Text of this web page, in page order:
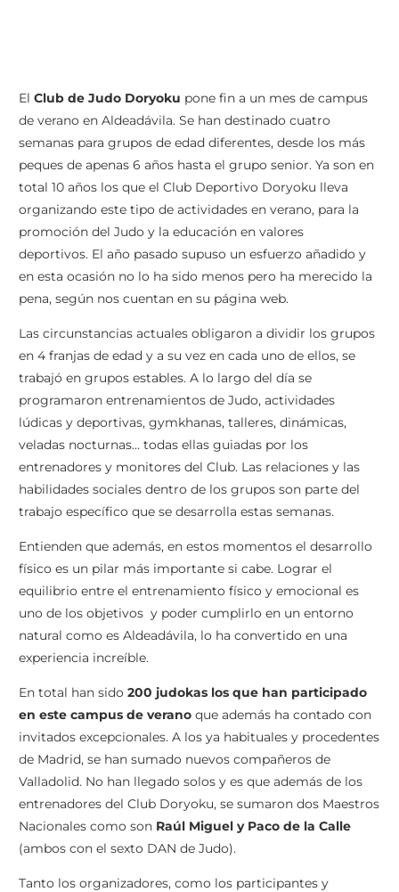
El Club de Judo Doryoku pone fin a un mes de campus
de verano en Aldeadávila. Se han destinado cuatro
semanas para grupos de edad diferentes, desde los más
peques de apenas 6 años hasta el grupo senior. Ya son en
total 10 años los que el Club Deportivo Doryoku lleva
organizando este tipo de actividades en verano, para la
promoción del Judo y la educación en valores
deportivos. El año pasado supuso un esfuerzo añadido y
en esta ocasión no lo ha sido menos pero ha merecido la
pena, según nos cuentan en su página web.
Las circunstancias actuales obligaron a dividir los grupos
en 4 franjas de edad y a su vez en cada uno de ellos, se
trabajó en grupos estables. A lo largo del día se
programaron entrenamientos de Judo, actividades
lúdicas y deportivas, gymkhanas, talleres, dinámicas,
veladas nocturnas… todas ellas guiadas por los
entrenadores y monitores del Club. Las relaciones y las
habilidades sociales dentro de los grupos son parte del
trabajo específico que se desarrolla estas semanas.
Entienden que además, en estos momentos el desarrollo
físico es un pilar más importante si cabe. Lograr el
equilibrio entre el entrenamiento físico y emocional es
uno de los objetivos y poder cumplirlo en un entorno
natural como es Aldeadávila, lo ha convertido en una
experiencia increíble.
En total han sido 200 judokas los que han participado
en este campus de verano que además ha contado con
invitados excepcionales. A los ya habituales y procedentes
de Madrid, se han sumado nuevos compañeros de
Valladolid. No han llegado solos y es que además de los
entrenadores del Club Doryoku, se sumaron dos Maestros
Nacionales como son Raúl Miguel y Paco de la Calle
(ambos con el sexto DAN de Judo).
Tanto los organizadores, como los participantes y